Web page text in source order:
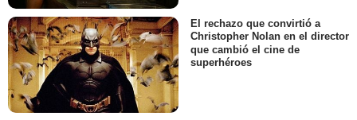
El rechazo que convirtió a
Christopher Nolan en el director
que cambió el cine de
superhéroes